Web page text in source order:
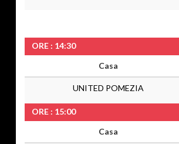
ORE : 14:30
Casa
UNITED POMEZIA
ORE : 15:00
Casa